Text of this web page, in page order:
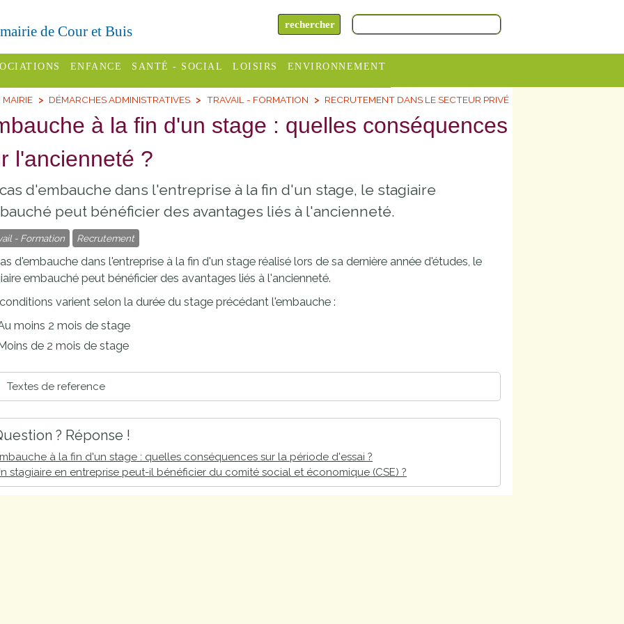
de Cour et Buis
des
Varèze
des
ENFANCE
Assistantes
maternelles
Relais
maternelle
enfance
publics
privés
SANTÉ - SOCIAL
Centres
sociaux
ADMR
CCAS
Conseil
Départemental
Le SSIAD
Rivières
LOISIRS
Campings
tourisme
Piscines
d'activité
s'amuser
ENVIRONNEMENT
Horaires
Déchèteries
SITCOM
MAIRIE DÉMARCHES ADMINISTRATIVES TRAVAIL - FORMATION RECRUTEMENT DANS LE SECTEUR PRIVÉ
à la fin d'un stage : quelles conséquences
l'ancienneté ?
d'embauche dans l'entreprise à la fin d'un stage, le stagiaire
peut bénéficier des avantages liés à l'ancienneté.
- Formation Recrutement
d'embauche dans l'entreprise à la fin d'un stage réalisé lors de sa dernière année d'études, le
embauché peut bénéficier des avantages liés à l'ancienneté.
varient selon la durée du stage précédant l'embauche :
moins 2 mois de stage
de 2 mois de stage
Textes de reference
? Réponse !
à la fin d'un stage : quelles conséquences sur la période d'essai ?
stagiaire en entreprise peut-il bénéficier du comité social et économique (CSE) ?